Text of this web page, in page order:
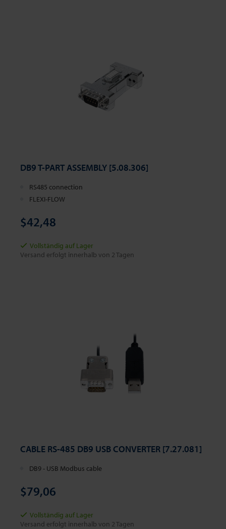
DB9 T-PART ASSEMBLY [5.08.306]
RS485 connection
FLEXI-FLOW
$42,48
Vollständig auf Lager
Versand erfolgt innerhalb von 2 Tagen
CABLE RS-485 DB9 USB CONVERTER [7.27.081]
DB9 - USB Modbus cable
$79,06
Vollständig auf Lager
Versand erfolgt innerhalb von 2 Tagen